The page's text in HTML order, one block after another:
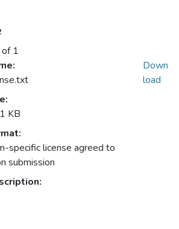
1
KB
specific license agreed to
submission
Down
load